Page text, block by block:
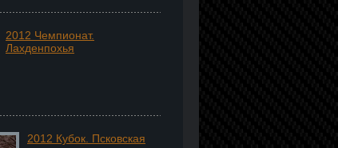
2012 Чемпионат.
Лахденпохья
2012 Кубок. Псковская